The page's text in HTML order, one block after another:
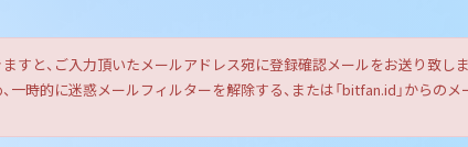
すと、ご入力頂いたメールアドレス宛に登録確認メールをお送り致しま
一時的に迷惑メールフィルターを解除する、または「bitfan.id」から